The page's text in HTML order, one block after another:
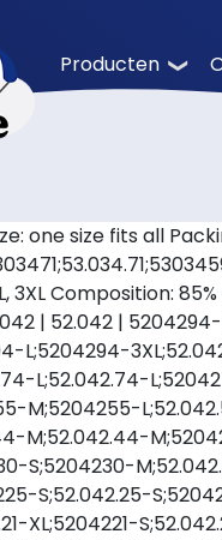
Producten
one size fits all
XXL, 3XL
| 52.042 |
L;5204294-
L;52.042.74-
M;5204255-
M;52.042.44-
S;5204230-
S;52.042.25-
XL;5204221-